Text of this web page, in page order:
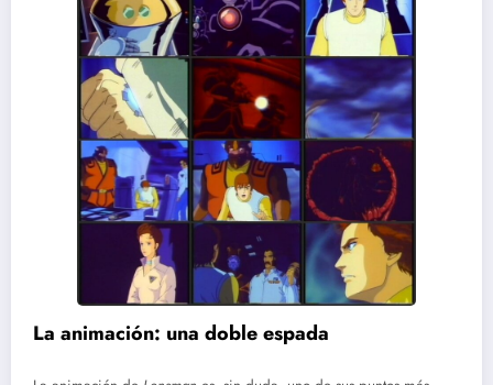
La animación: una doble espada